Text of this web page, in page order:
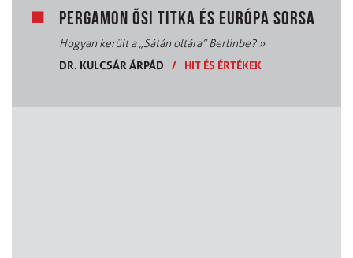
PERGAMON ŐSI TITKA ÉS EURÓPA SORSA
Hogyan került a „Sátán oltára” Berlinbe?»
DR. KULCSÁR ÁRPÁD
/ HIT ÉS ÉRTÉKEK